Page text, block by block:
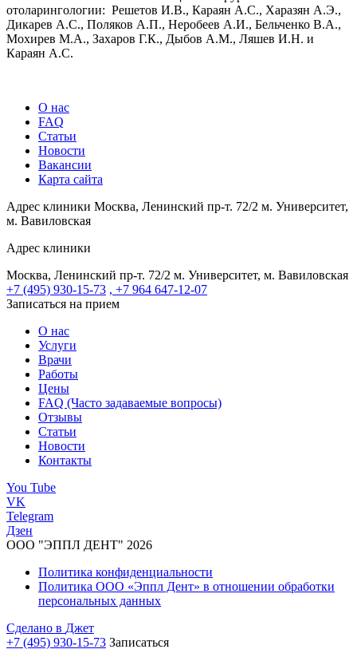
отоларингологии: Решетов И.В., Караян А.С., Харазян А.Э.,
Дикарев А.С., Поляков А.П., Неробеев А.И., Бельченко В.А.,
Мохирев М.А., Захаров Г.К., Дыбов А.М., Ляшев И.Н. и
Караян А.С.
О нас
FAQ
Статьи
Новости
Вакансии
Карта сайта
Адрес клиники Москва, Ленинский пр-т. 72/2 м. Университет,
м. Вавиловская
Адрес клиники
Москва, Ленинский пр-т. 72/2 м. Университет, м. Вавиловская
+7 (495) 930-15-73 , +7 964 647-12-07
Записаться на прием
О нас
Услуги
Врачи
Работы
Цены
FAQ (Часто задаваемые вопросы)
Отзывы
Статьи
Новости
Контакты
You Tube
VK
Telegram
Дзен
ООО "ЭППЛ ДЕНТ" 2026
Политика конфиденциальности
Политика ООО «Эппл Дент» в отношении обработки
персональных данных
Сделано в Джет
+7 (495) 930-15-73 Записаться